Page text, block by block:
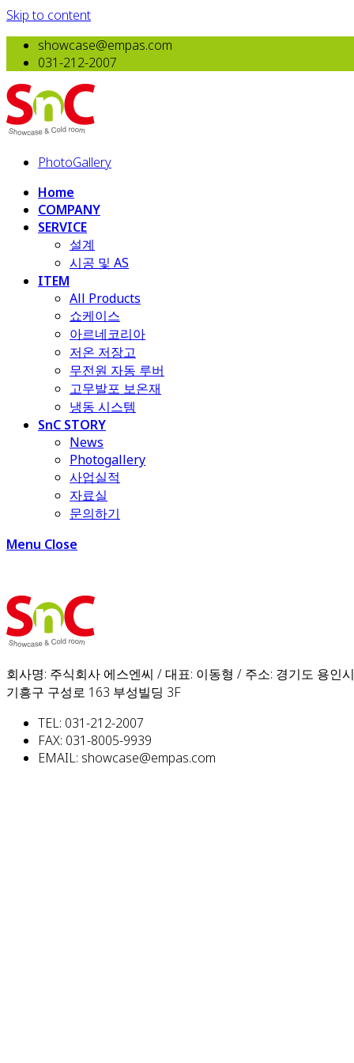
Skip to content
showcase@empas.com
031-212-2007
PhotoGallery
Home
COMPANY
SERVICE
설계
시공 및 AS
ITEM
All Products
​쇼케이스
아르네코리아
저온 저장고
무전원 자동 루버
고무발포 보온재
냉동 시스템
SnC STORY
News
Photogallery
사업실적
자료실
문의하기
Menu Close
회사명: 주식회사 에스엔씨 / 대표: 이동형 / 주소: 경기도 용인시
기흥구 구성로 163 부성빌딩 3F
TEL: 031-212-2007
FAX: 031-8005-9939
EMAIL: showcase@empas.com